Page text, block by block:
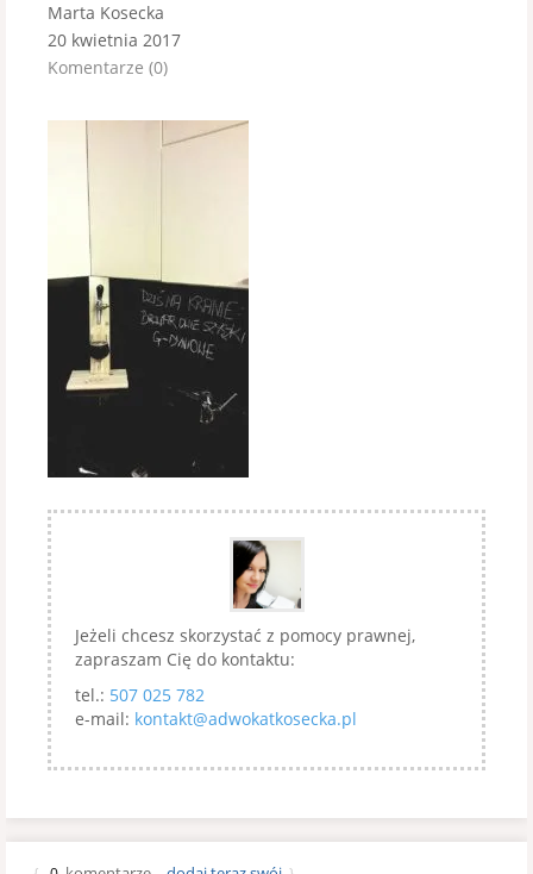
Marta Kosecka
20 kwietnia 2017
Komentarze (0)
Jeżeli chcesz skorzystać z pomocy prawnej,
zapraszam Cię do kontaktu:
tel.: 507 025 782
e-mail: kontakt@adwokatkosecka.pl